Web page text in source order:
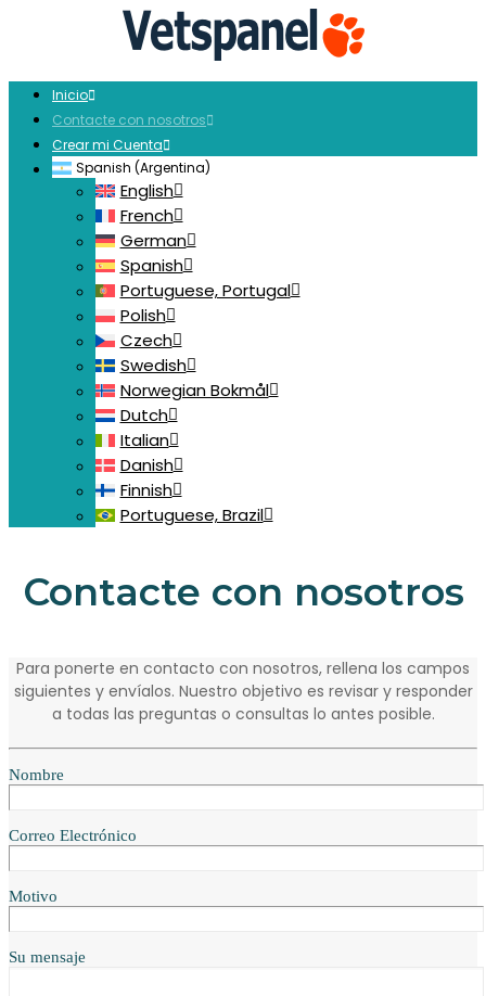
Inicio
Contacte con nosotros
Crear mi Cuenta
Spanish (Argentina)
English
French
German
Spanish
Portuguese, Portugal
Polish
Czech
Swedish
Norwegian Bokmål
Dutch
Italian
Danish
Finnish
Portuguese, Brazil
Contacte con nosotros
Para ponerte en contacto con nosotros, rellena los campos
siguientes y envíalos. Nuestro objetivo es revisar y responder
a todas las preguntas o consultas lo antes posible.
Nombre
Correo Electrónico
Motivo
Su mensaje